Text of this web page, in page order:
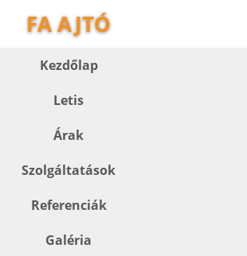
FA AJTÓ
Kezdőlap
Letis
Árak
Szolgáltatások
Referenciák
Galéria